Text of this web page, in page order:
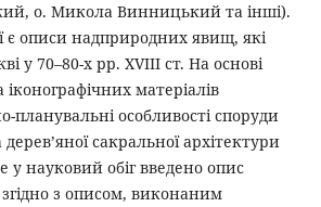
о. Микола Винницький та інші).
є описи надприродних явищ, які
у 70–80-х рр. XVIIІ ст. На основі
матеріалів
планувальні особливості споруди
сакральної архітектури
у науковий обіг введено опис
згідно з описом, виконаним